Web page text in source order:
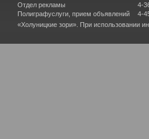
Отдел рекламы
Полиграфуслуги, прием объявлений
4-
4-
«Холуницкие зори». При использовании